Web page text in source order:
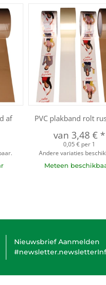
af PVC plakband rolt
van 3,48 € *
0,05 € per 1
Andere variaties
Meteen
Nieuwsbrief Aanmelden